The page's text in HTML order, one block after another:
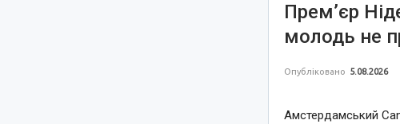
Прем’єр
молодь не
Опубліковано 5.08.2026
Амстердамський